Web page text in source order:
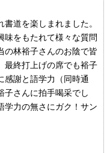
道を楽しまれました。
味をもたれて様々な質問
の林裕子さんのお陰で皆
最終打上げの席でも裕子
感謝と語学力（同時通
子さんに拍手喝采でし
学力の無さにガク！サン